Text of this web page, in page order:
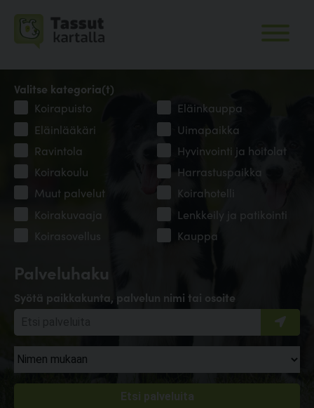
Palveluhaku
Syötä paikkakunta, palvelun nimi tai osoite
Valitse kategoria(t)
Koirapuisto
Eläinkauppa
Eläinlääkäri
Uimapaikka
Ravintola
Hyvinvointi ja hoitolat
Koirakoulu
Harrastuspaikka
Muut palvelut
Koirahotelli
Koirakuvaaja
Lenkkeily ja patikointi
Koirasovellus
Kauppa